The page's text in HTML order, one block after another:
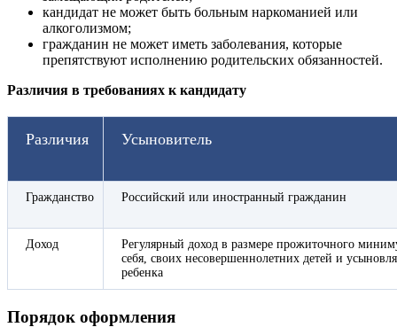
кандидат не может быть больным наркоманией или
алкоголизмом;
гражданин не может иметь заболевания, которые
препятствуют исполнению родительских обязанностей.
Различия в требованиях к кандидату
Различия Усыновитель
Гражданство Российский или иностранный гражданин
Доход
Регулярный доход в размере прожиточного
себя, своих несовершеннолетних детей и
ребенка
Порядок оформления